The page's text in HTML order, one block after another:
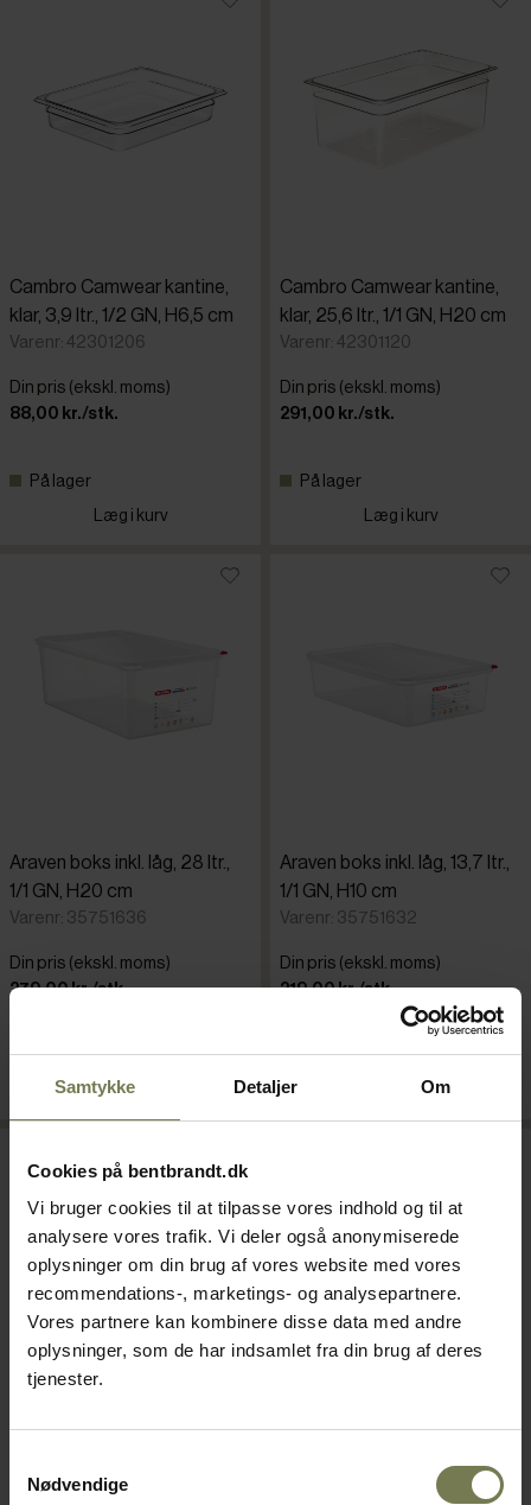
Samtykke Detaljer Om
Cookies på bentbrandt.dk
Vi bruger cookies til at tilpasse vores indhold og til at
analysere vores trafik. Vi deler også anonymiserede
oplysninger om din brug af vores website med vores
recommendations-, marketings- og analysepartnere.
Vores partnere kan kombinere disse data med andre
oplysninger, som de har indsamlet fra din brug af deres
tjenester.
Nødvendige
Cambro Camwear kantine,
klar, 3,9 ltr., 1/2 GN, H6,5 cm
Varenr: 42301206
Din pris (ekskl. moms)
88,00 kr./stk.
På lager
Læg i kurv
Cambro Camwear kantine,
klar, 25,6 ltr., 1/1 GN, H20 cm
Varenr: 42301120
Din pris (ekskl. moms)
291,00 kr./stk.
På lager
Læg i kurv
Araven boks inkl. låg, 28 ltr.,
1/1 GN, H20 cm
Varenr: 35751636
Din pris (ekskl. moms)
279,00 kr./stk.
På lager
Læg i kurv
Araven boks inkl. låg, 13,7 ltr.,
1/1 GN, H10 cm
Varenr: 35751632
Din pris (ekskl. moms)
219,00 kr./stk.
På lager
Læg i kurv
Varenr: 35751626